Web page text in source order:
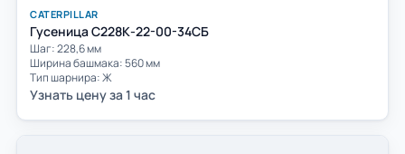
CATERPILLAR
Гусеница С228К-22-00-34СБ
Шаг: 228,6 мм
Ширина башмака: 560 мм
Тип шарнира: Ж
Узнать цену за 1 час